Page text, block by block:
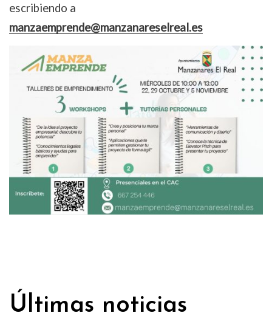
escribiendo a
manzaemprende@manzanareselreal.es
Últimas noticias